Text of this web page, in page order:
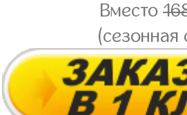
Вместо
(сезонная